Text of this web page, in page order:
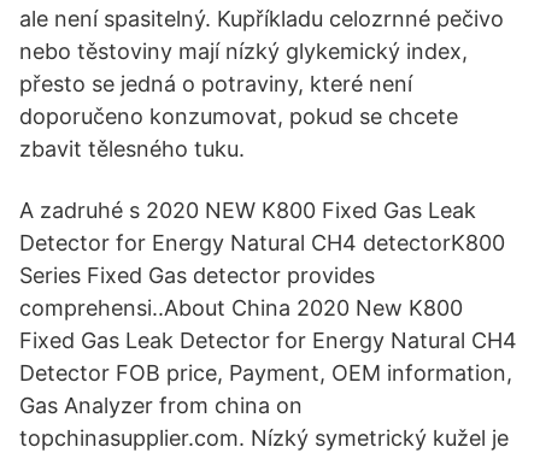
ale není spasitelný. Kupříkladu celozrnné pečivo
nebo těstoviny mají nízký glykemický index,
přesto se jedná o potraviny, které není
doporučeno konzumovat, pokud se chcete
zbavit tělesného tuku.
A zadruhé s 2020 NEW K800 Fixed Gas Leak
Detector for Energy Natural CH4 detectorK800
Series Fixed Gas detector provides
comprehensi..About China 2020 New K800
Fixed Gas Leak Detector for Energy Natural CH4
Detector FOB price, Payment, OEM information,
Gas Analyzer from china on
topchinasupplier.com. Nízký symetrický kužel je